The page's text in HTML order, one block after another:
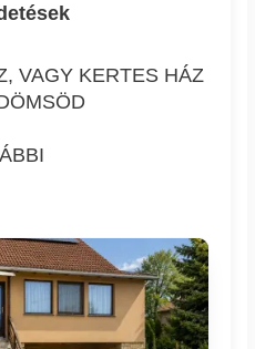
VAGY KERTES HÁZ